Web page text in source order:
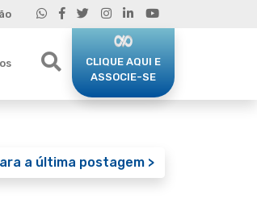
CLIQUE AQUI E
ASSOCIE-SE
a última postagem >